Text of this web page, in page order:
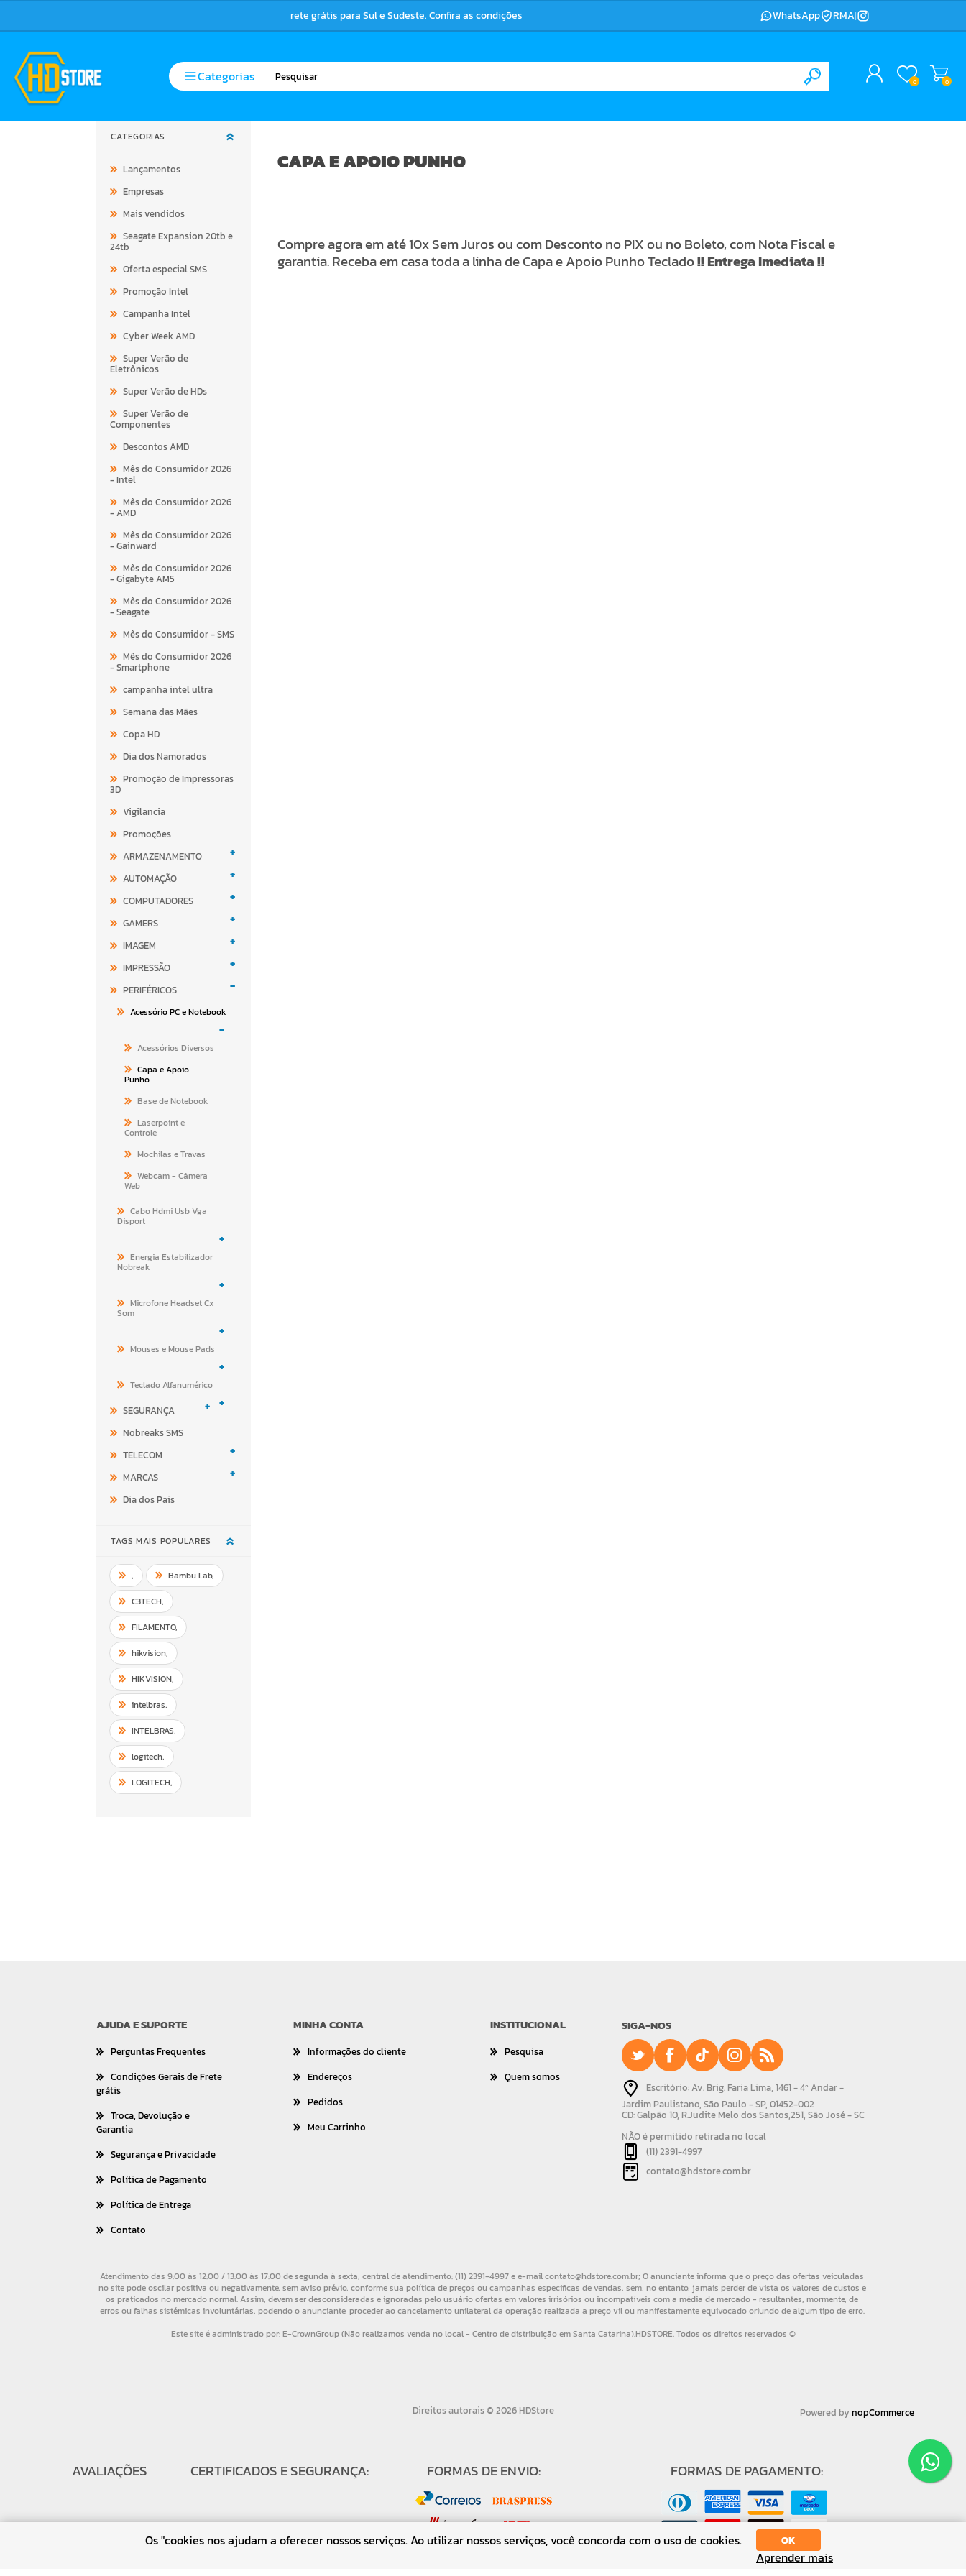
Frete grátis para Sul e Sudeste. Confira as condições WhatsApp RMA|
Categorias 0 0
CATEGORIAS
Lançamentos
Empresas
Mais vendidos
Seagate Expansion 20tb e
24tb
Oferta especial SMS
Promoção Intel
Campanha Intel
Cyber Week AMD
Super Verão de
Eletrônicos
Super Verão de HDs
Super Verão de
Componentes
Descontos AMD
Mês do Consumidor 2026
- Intel
Mês do Consumidor 2026
- AMD
Mês do Consumidor 2026
- Gainward
Mês do Consumidor 2026
- Gigabyte AM5
Mês do Consumidor 2026
- Seagate
Mês do Consumidor - SMS
Mês do Consumidor 2026
- Smartphone
campanha intel ultra
Semana das Mães
Copa HD
Dia dos Namorados
Promoção de Impressoras
3D
Vigilancia
Promoções
ARMAZENAMENTO
+
AUTOMAÇÃO +
COMPUTADORES +
GAMERS +
IMAGEM +
IMPRESSÃO +
PERIFÉRICOS -
Acessório PC e Notebook
-
Acessórios Diversos
Capa e Apoio
Punho
Base de Notebook
Laserpoint e
Controle
Mochilas e Travas
Webcam - Câmera
Web
Cabo Hdmi Usb Vga
Disport
+
Energia Estabilizador
Nobreak
+
Microfone Headset Cx
Som
+
Mouses e Mouse Pads
+
Teclado Alfanumérico
+
SEGURANÇA +
Nobreaks SMS
TELECOM
+
MARCAS +
Dia dos Pais
TAGS MAIS POPULARES
, Bambu Lab,
C3TECH,
FILAMENTO,
hikvision,
HIKVISION,
intelbras,
INTELBRAS,
logitech,
LOGITECH,
CAPA E APOIO PUNHO
Compre agora em até 10x Sem Juros ou com Desconto no PIX ou no Boleto, com Nota Fiscal e
garantia. Receba em casa toda a linha de Capa e Apoio Punho Teclado!! Entrega Imediata !!
AJUDA E SUPORTE
Perguntas Frequentes
Condições Gerais de Frete
grátis
Troca, Devolução e
Garantia
Segurança e Privacidade
Política de Pagamento
Política de Entrega
Contato
MINHA CONTA
Informações do cliente
Endereços
Pedidos
Meu Carrinho
INSTITUCIONAL
Pesquisa
Quem somos
SIGA-NOS
Escritório: Av. Brig. Faria Lima, 1461 - 4º Andar -
Jardim Paulistano, São Paulo - SP, 01452-002
CD: Galpão 10, R.Judite Melo dos Santos,251, São José - SC
NÃO é permitido retirada no local
(11) 2391-4997
contato@hdstore.com.br
Direitos autorais © 2026 HDStore Powered bynopCommerce
AVALIAÇÕES CERTIFICADOS E SEGURANÇA: FORMAS DE ENVIO: FORMAS DE PAGAMENTO:
Os "cookies nos ajudam a oferecer nossos serviços. Ao utilizar nossos serviços, você concorda com o uso de cookies. OK
Aprender mais